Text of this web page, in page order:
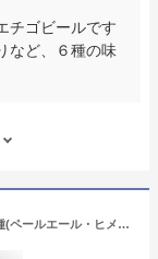
チゴビールです
など、６種の味
ビール 三重県 伊勢角屋麦酒 クラフトビール3種(ペールエール・ヒメホワイト・ヘイジーIPA)缶350ml お試し6本 飲み比べセット お酒 新生活 入学祝い 卒業祝い 就職祝い 進学祝い